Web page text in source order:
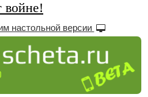
войне!
настольной версии